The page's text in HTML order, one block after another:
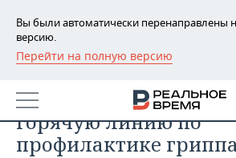
Вы были автоматически перенаправлены
версию.
Перейти на полную версию
РЕГИОНЫ
БАШКОРТОСТАН
ТАТАРСТАН
НОВОСТИ
АНАЛИТИКА
Роспотребнадзор
горячую линию по
профилактике